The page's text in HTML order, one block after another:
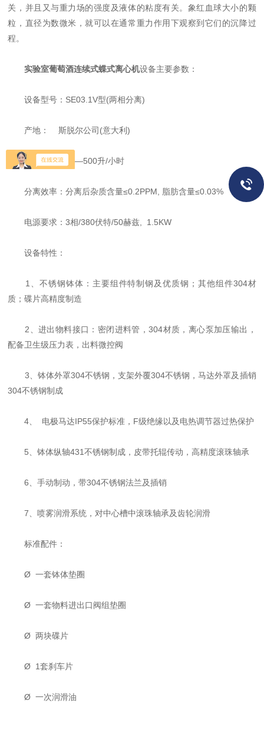
关，并且又与重力场的强度及液体的粘度有关。象红血球大小的颗
粒，直径为数微米，就可以在通常重力作用下观察到它们的沉降过
程。
实验室葡萄酒连续式蝶式离心机设备主要参数：
设备型号：SE03.1V型(两相分离)
产地： 斯脱尔公司(意大利)
生产能力：50—500升/小时
分离效率：分离后杂质含量≤0.2PPM, 脂肪含量≤0.03%
电源要求：3相/380伏特/50赫兹, 1.5KW
设备特性：
1、不锈钢钵体：主要组件特制钢及优质钢；其他组件304材
质；碟片高精度制造
2、进出物料接口：密闭进料管，304材质，离心泵加压输出，
配备卫生级压力表，出料微控阀
3、钵体外罩304不锈钢，支架外覆304不锈钢，马达外罩及插销
304不锈钢制成
4、 电极马达IP55保护标准，F级绝缘以及电热调节器过热保护
5、钵体纵轴431不锈钢制成，皮带托辊传动，高精度滚珠轴承
6、手动制动，带304不锈钢法兰及插销
7、喷雾润滑系统，对中心槽中滚珠轴承及齿轮润滑
标准配件：
Ø 一套钵体垫圈
Ø 一套物料进出口阀组垫圈
Ø 两块碟片
Ø 1套刹车片
Ø 一次润滑油